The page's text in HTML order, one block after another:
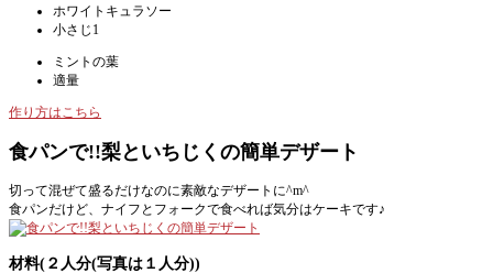
ホワイトキュラソー
小さじ1
ミントの葉
適量
作り方はこちら
食パンで!!梨といちじくの簡単デザート
切って混ぜて盛るだけなのに素敵なデザートに^m^
食パンだけど、ナイフとフォークで食べれば気分はケーキです♪
材料(２人分(写真は１人分))